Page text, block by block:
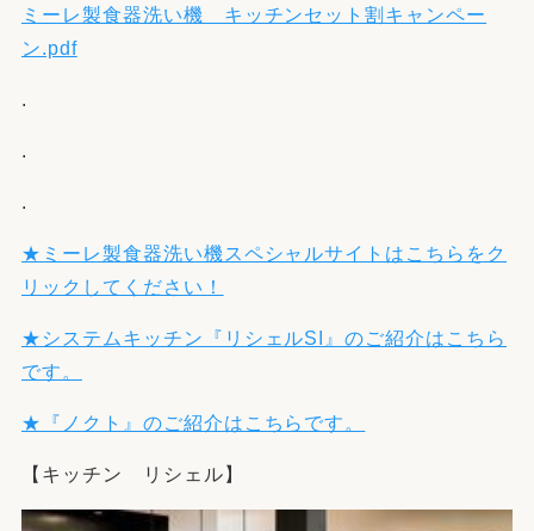
ミーレ製食器洗い機 キッチンセット割キャンペー
ン.pdf
.
.
.
★ミーレ製食器洗い機スペシャルサイトはこちらをク
リックしてください！
★システムキッチン『リシェルSI』のご紹介はこちら
です。
★『ノクト』のご紹介はこちらです。
【キッチン リシェル】